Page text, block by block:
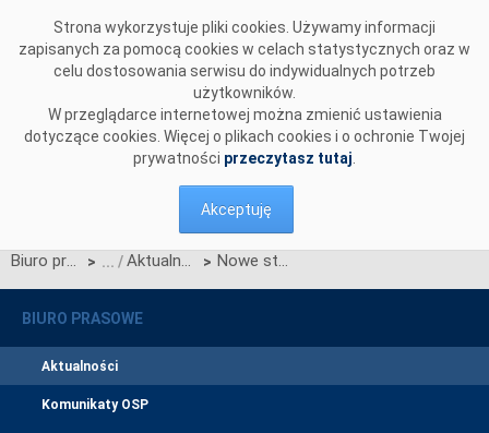
Strona wykorzystuje pliki cookies. Używamy informacji
zapisanych za pomocą cookies w celach statystycznych oraz w
celu dostosowania serwisu do indywidualnych potrzeb
użytkowników.
W przeglądarce internetowej można zmienić ustawienia
dotyczące cookies. Więcej o plikach cookies i o ochronie Twojej
prywatności przeczytasz tutaj
Akceptuję
Biuro prasowe > Aktualności > Nowe standardy techniczne
BIURO PRASOWE
Aktualności
Komunikaty OSP